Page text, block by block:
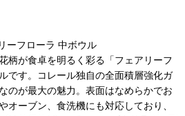
ーフローラ 中ボウル
柄が食卓を明るく彩る「フェアリーフ
です。コレール独自の全面積層強化ガ
のが最大の魅力。表面はなめらかでお
オーブン、食洗機にも対応しており、